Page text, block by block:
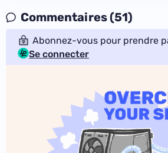
Commentaires (51)
Abonnez-vous pour prendre
Se connecter